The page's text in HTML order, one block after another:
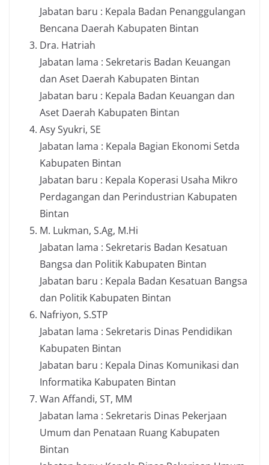
Jabatan baru : Kepala Badan Penanggulangan
Bencana Daerah Kabupaten Bintan
Dra. Hatriah
Jabatan lama : Sekretaris Badan Keuangan
dan Aset Daerah Kabupaten Bintan
Jabatan baru : Kepala Badan Keuangan dan
Aset Daerah Kabupaten Bintan
Asy Syukri, SE
Jabatan lama : Kepala Bagian Ekonomi Setda
Kabupaten Bintan
Jabatan baru : Kepala Koperasi Usaha Mikro
Perdagangan dan Perindustrian Kabupaten
Bintan
M. Lukman, S.Ag, M.Hi
Jabatan lama : Sekretaris Badan Kesatuan
Bangsa dan Politik Kabupaten Bintan
Jabatan baru : Kepala Badan Kesatuan Bangsa
dan Politik Kabupaten Bintan
Nafriyon, S.STP
Jabatan lama : Sekretaris Dinas Pendidikan
Kabupaten Bintan
Jabatan baru : Kepala Dinas Komunikasi dan
Informatika Kabupaten Bintan
Wan Affandi, ST, MM
Jabatan lama : Sekretaris Dinas Pekerjaan
Umum dan Penataan Ruang Kabupaten
Bintan